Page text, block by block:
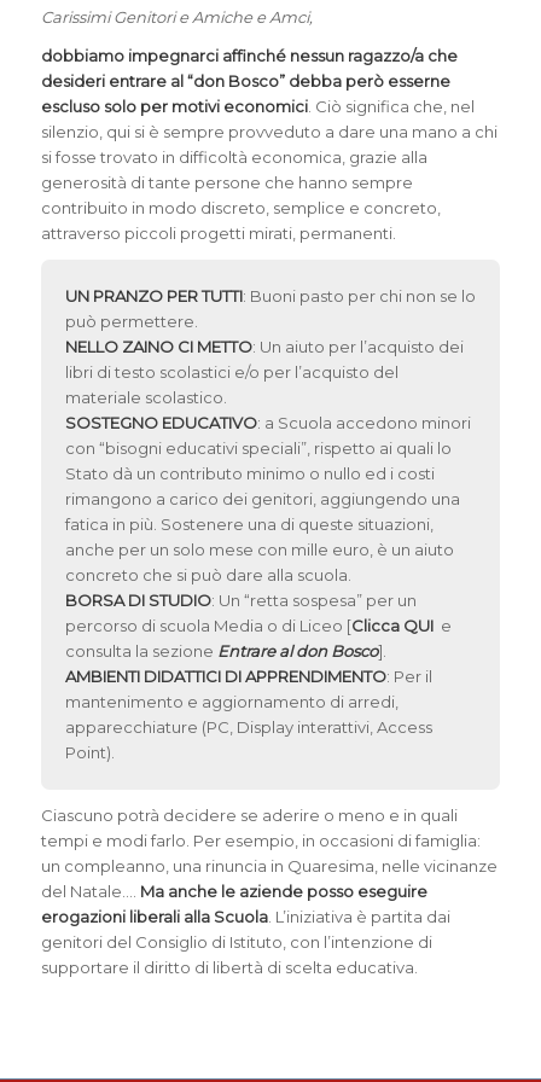
Carissimi Genitori e Amiche e Amci,
dobbiamo impegnarci affinché nessun ragazzo/a che
desideri entrare al “don Bosco” debba però esserne
escluso solo per motivi economici. Ciò significa che, nel
silenzio, qui si è sempre provveduto a dare una mano a chi
si fosse trovato in difficoltà economica, grazie alla
generosità di tante persone che hanno sempre
contribuito in modo discreto, semplice e concreto,
attraverso piccoli progetti mirati, permanenti.
UN PRANZO PER TUTTI: Buoni pasto per chi non se lo
può permettere.
NELLO ZAINO CI METTO: Un aiuto per l’acquisto dei
libri di testo scolastici e/o per l’acquisto del
materiale scolastico.
SOSTEGNO EDUCATIVO: a Scuola accedono minori
con “bisogni educativi speciali”, rispetto ai quali lo
Stato dà un contributo minimo o nullo ed i costi
rimangono a carico dei genitori, aggiungendo una
fatica in più. Sostenere una di queste situazioni,
anche per un solo mese con mille euro, è un aiuto
concreto che si può dare alla scuola.
BORSA DI STUDIO: Un “retta sospesa” per un
percorso di scuola Media o di Liceo [Clicca QUIe
consulta la sezione Entrare al don Bosco].
AMBIENTI DIDATTICI DI APPRENDIMENTO: Per il
mantenimento e aggiornamento di arredi,
apparecchiature (PC, Display interattivi, Access
Point).
Ciascuno potrà decidere se aderire o meno e in quali
tempi e modi farlo. Per esempio, in occasioni di famiglia:
un compleanno, una rinuncia in Quaresima, nelle vicinanze
del Natale…. Ma anche le aziende posso eseguire
erogazioni liberali alla Scuola. L’iniziativa è partita dai
genitori del Consiglio di Istituto, con l’intenzione di
supportare il diritto di libertà di scelta educativa.